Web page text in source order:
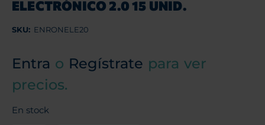
ELECTRÓNICO 2.0 15 UNID.
SKU: ENRONELE20
Entra o Regístrate para ver
precios.
En stock